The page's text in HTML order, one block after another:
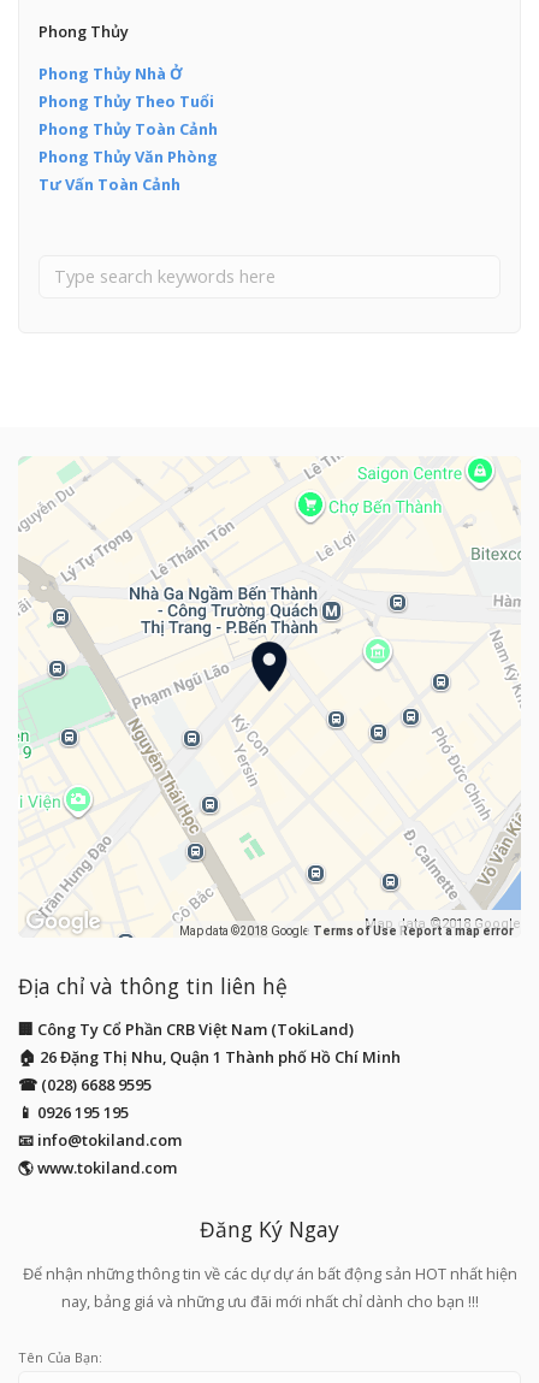
Phong Thủy
Phong Thủy Nhà Ở
Phong Thủy Theo Tuổi
Phong Thủy Toàn Cảnh
Phong Thủy Văn Phòng
Tư Vấn Toàn Cảnh
Map data ©2018 Google Map data ©2018 Google
Terms of Use Report a map error
Địa chỉ và thông tin liên hệ
🏢 Công Ty Cổ Phần CRB Việt Nam (TokiLand)
🏠 26 Đặng Thị Nhu, Quận 1 Thành phố Hồ Chí Minh
☎ (028) 6688 9595
📱 0926 195 195
📧 info@tokiland.com
🌎 www.tokiland.com
Đăng Ký Ngay
Để nhận những thông tin về các dự dự án bất động sản HOT nhất hiện
nay, bảng giá và những ưu đãi mới nhất chỉ dành cho bạn !!!
Tên Của Bạn: